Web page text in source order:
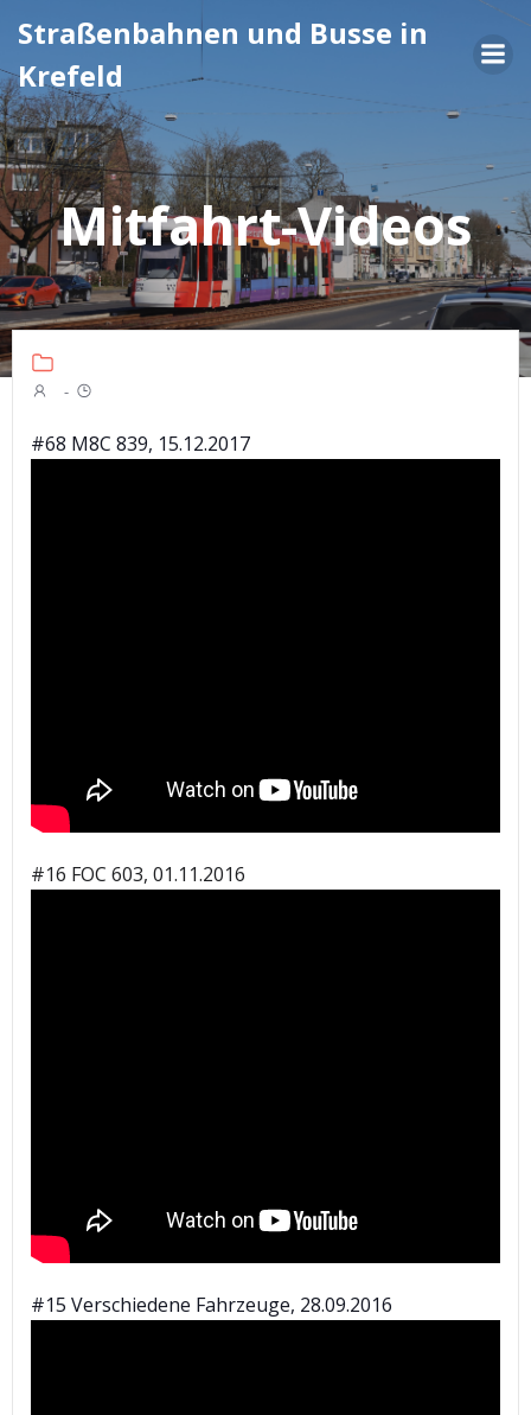
Inhalt
Straßenbahnen und Busse in
Krefeld
Mitfahrt-Videos
-
#68 M8C 839, 15.12.2017
#16 FOC 603, 01.11.2016
#15 Verschiedene Fahrzeuge, 28.09.2016